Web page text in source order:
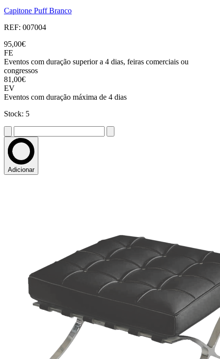
Capitone Puff Branco
REF: 007004
95,00€
FE
Eventos com duração superior a 4 dias, feiras comerciais ou
congressos
81,00€
EV
Eventos com duração máxima de 4 dias
Stock: 5
Adicionar